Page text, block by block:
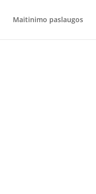
Maitinimo paslaugos